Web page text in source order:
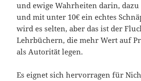
und ewige Wahrheiten darin, dazu
und mit unter 10€ ein echtes
wird es selten, aber das ist der
Lehrbüchern, die mehr Wert auf
als Autorität legen.
Es eignet sich hervorragen für